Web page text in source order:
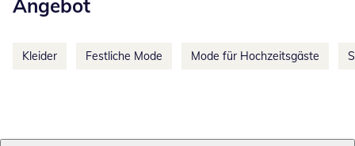
Angebot
Kleider Festliche Mode Mode für Hochzeitsgäste